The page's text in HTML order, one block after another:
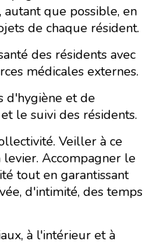
autant que possible, en
de chaque résident.
des résidents avec
médicales externes.
d'hygiène et de
le suivi des résidents.
Veiller à ce
Accompagner le
tout en garantissant
d'intimité, des temps
à l'intérieur et à